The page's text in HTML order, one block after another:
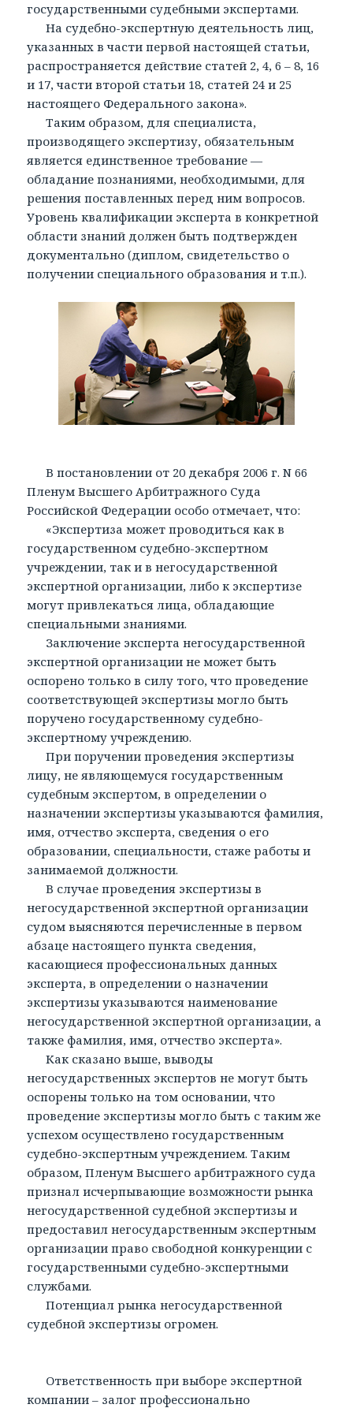
государственными судебными экспертами.
На судебно-экспертную деятельность лиц,
указанных в части первой настоящей статьи,
распространяется действие статей 2, 4, 6 – 8, 16
и 17, части второй статьи 18, статей 24 и 25
настоящего Федерального закона».
Таким образом, для специалиста,
производящего экспертизу, обязательным
является единственное требование —
обладание познаниями, необходимыми, для
решения поставленных перед ним вопросов.
Уровень квалификации эксперта в конкретной
области знаний должен быть подтвержден
документально (диплом, свидетельство о
получении специального образования и т.п.).
В постановлении от 20 декабря 2006 г. N 66
Пленум Высшего Арбитражного Суда
Российской Федерации особо отмечает, что:
«Экспертиза может проводиться как в
государственном судебно-экспертном
учреждении, так и в негосударственной
экспертной организации, либо к экспертизе
могут привлекаться лица, обладающие
специальными знаниями.
Заключение эксперта негосударственной
экспертной организации не может быть
оспорено только в силу того, что проведение
соответствующей экспертизы могло быть
поручено государственному судебно-
экспертному учреждению.
При поручении проведения экспертизы
лицу, не являющемуся государственным
судебным экспертом, в определении о
назначении экспертизы указываются фамилия,
имя, отчество эксперта, сведения о его
образовании, специальности, стаже работы и
занимаемой должности.
В случае проведения экспертизы в
негосударственной экспертной организации
судом выясняются перечисленные в первом
абзаце настоящего пункта сведения,
касающиеся профессиональных данных
эксперта, в определении о назначении
экспертизы указываются наименование
негосударственной экспертной организации, а
также фамилия, имя, отчество эксперта».
Как сказано выше, выводы
негосударственных экспертов не могут быть
оспорены только на том основании, что
проведение экспертизы могло быть с таким же
успехом осуществлено государственным
судебно-экспертным учреждением. Таким
образом, Пленум Высшего арбитражного суда
признал исчерпывающие возможности рынка
негосударственной судебной экспертизы и
предоставил негосударственным экспертным
организации право свободной конкуренции с
государственными судебно-экспертными
службами.
Потенциал рынка негосударственной
судебной экспертизы огромен.
Ответственность при выборе экспертной
компании – залог профессионально